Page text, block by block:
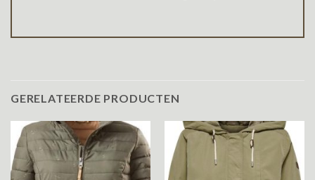
GERELATEERDE PRODUCTEN